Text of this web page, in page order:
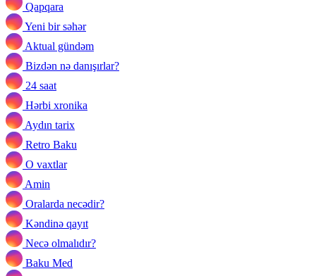
Qapqara
Yeni bir səhər
Aktual gündəm
Bizdən nə danışırlar?
24 saat
Hərbi xronika
Aydın tarix
Retro Baku
O vaxtlar
Amin
Oralarda necədir?
Kəndinə qayıt
Necə olmalıdır?
Baku Med